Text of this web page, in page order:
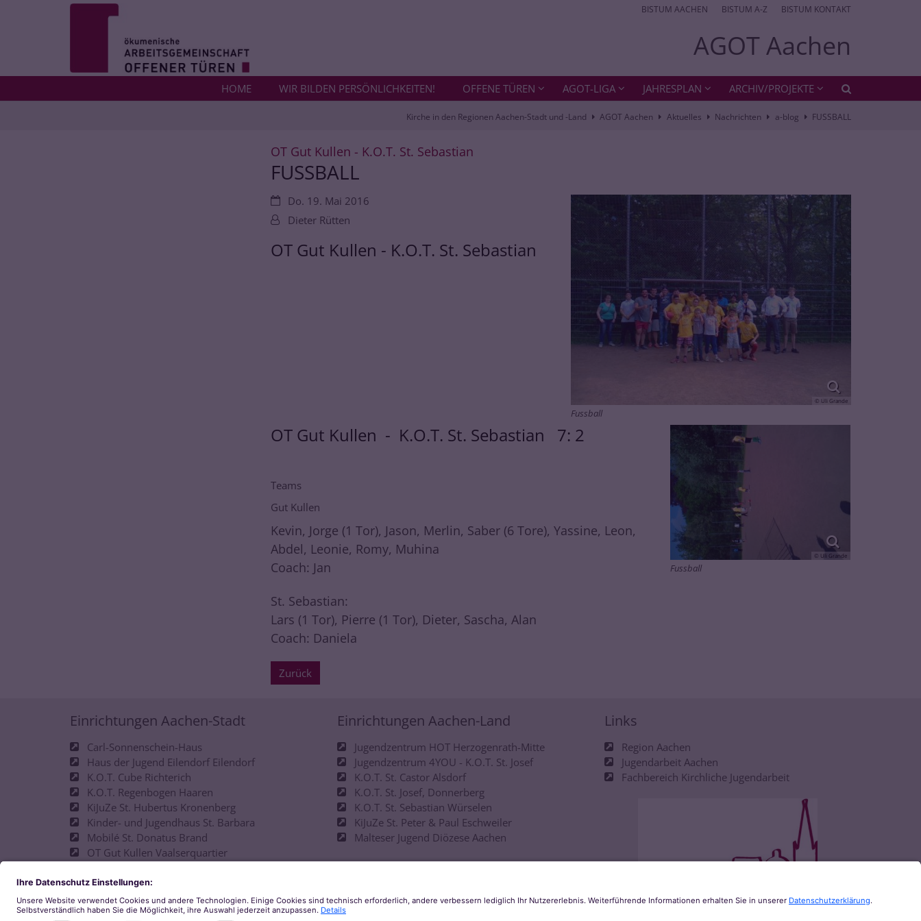
Zum Inhalt springen BISTUM AACHEN BISTUM A-Z BISTUM KONTAKT
AGOT Aachen
HOME WIR BILDEN PERSÖNLICHKEITEN! OFFENE TÜREN AGOT-LIGA JAHRESPLAN ARCHIV/PROJEKTE
Kirche in den Regionen Aachen-Stadt und -Land AGOT Aachen Aktuelles Nachrichten a-blog FUSSBALL
OT Gut Kullen - K.O.T. St. Sebastian:
FUSSBALL
© Uli Grande
Fussball
Datum:Do. 19. Mai 2016
Von:Dieter Rütten
OT Gut Kullen - K.O.T. St. Sebastian
© Uli Grande
Fussball
OT Gut Kullen - K.O.T. St. Sebastian 7: 2
Teams
Gut Kullen
Kevin, Jorge (1 Tor), Jason, Merlin, Saber (6 Tore), Yassine, Leon,
Abdel, Leonie, Romy, Muhina
Coach: Jan
St. Sebastian:
Lars (1 Tor), Pierre (1 Tor), Dieter, Sascha, Alan
Coach: Daniela
Zurück
Einrichtungen Aachen-Stadt
Carl-Sonnenschein-Haus
Haus der Jugend Eilendorf Eilendorf
K.O.T. Cube Richterich
K.O.T. Regenbogen Haaren
KiJuZe St. Hubertus Kronenberg
Kinder- und Jugendhaus St. Barbara
Mobilé St. Donatus Brand
OT Gut Kullen Vaalserquartier
Offene Tür D-Hof
Philipp-Neri-Haus
pinu´u Jugendkulturcafé
Einrichtungen Aachen-Land
Jugendzentrum HOT Herzogenrath-Mitte
Jugendzentrum 4YOU - K.O.T. St. Josef
K.O.T. St. Castor Alsdorf
K.O.T. St. Josef, Donnerberg
K.O.T. St. Sebastian Würselen
KiJuZe St. Peter & Paul Eschweiler
Malteser Jugend Diözese Aachen
Links
Region Aachen
Jugendarbeit Aachen
Fachbereich Kirchliche Jugendarbeit